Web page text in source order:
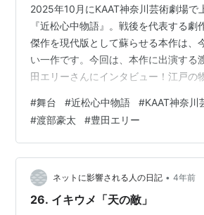
2025年10月にKAAT神奈川芸術劇場で
『近松心中物語』。戦後を代表する劇
傑作を現代版として蘇らせる本作は、
い一作です。今回は、本作に出演する
田エリーさんにインタビュー！江戸の
セージなどを伺いました。recri
場レポートもお届けします！ 『近松心
江戸時代の作家・近松門左衛門による
の飛脚』『ひぢりめん卯月の紅葉』『
ろあげ』の3篇を元にして、1970年代
た戯曲。飛脚問屋の養…
#舞台 #近松心中物語 #KAAT神奈川
#渡部豪太 #豊田エリー
ネットに影響される人の日記 • 4年前
26. イキウメ「天の敵」